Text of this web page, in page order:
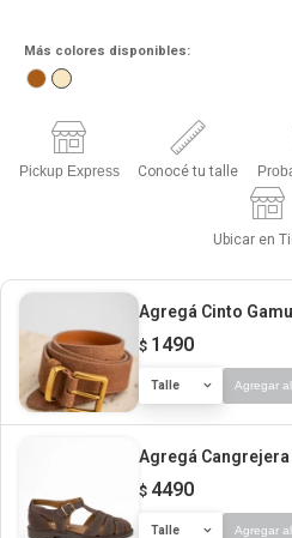
Más colores disponibles:
Pickup Express Conocé tu talle
Ubicar en
Agregá Cinto
$ 1490
Talle Agregar
Agregá
$ 4490
Talle Agregar